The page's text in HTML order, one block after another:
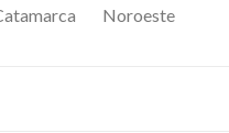
Noroeste